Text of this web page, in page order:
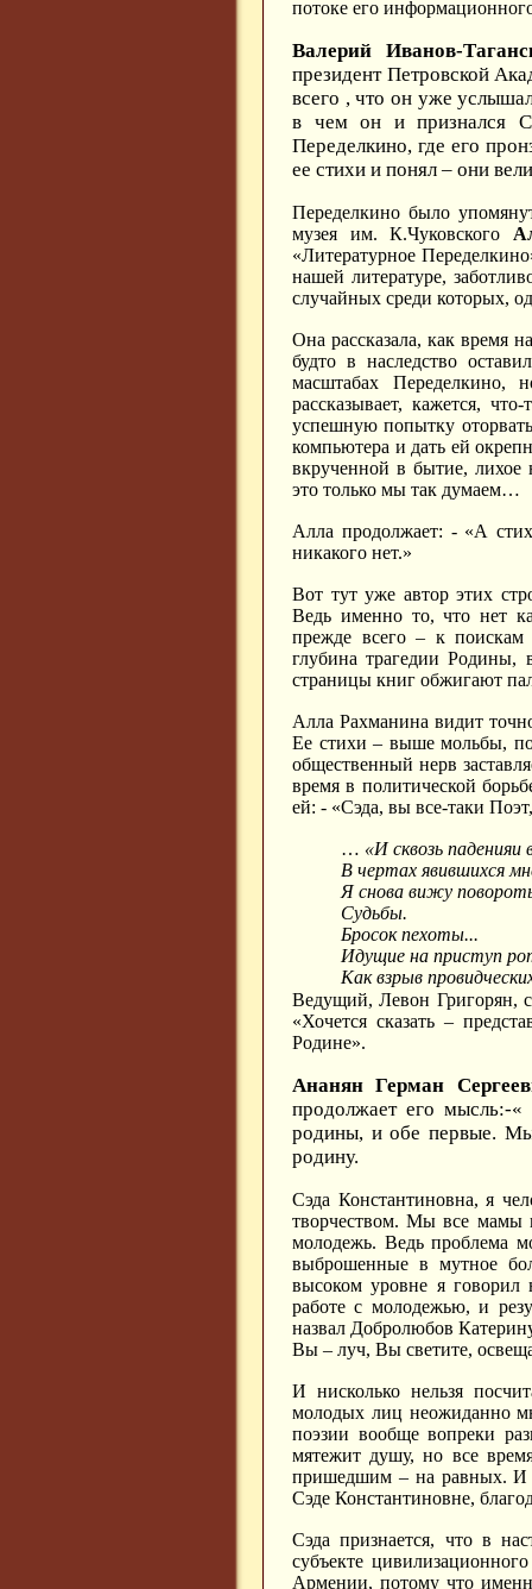
потоке его
Валерий Иванов-
президент Петровской
всего , что он уже
в чем он и признался
Переделкино, где его
ее стихи и понял – они
Переделкино было
музея им. К.Чуковского
«Литературное
нашей литературе,
случайных среди которых,
Она рассказала, как время
будто в наследство
масштабах
рассказывает, кажется,
успешную попытку
компьютера и дать ей
вкрученной в бытие,
это только мы так думаем…
Алла продолжает: - «А
никакого нет.»
Вот тут уже автор этих
Ведь именно то, что нет
прежде всего – к поискам
глубина трагедии Родины,
страницы книг обжигают
Алла Рахманина видит
Ее стихи – выше мольбы, по
общественный нерв
время в политической
ей: - «Сэда, вы все-таки
… «И сквозь
В чертах явившихся
Я снова вижу
Судьбы.
Бросок пехоты...
Идущие на приступ
Как взрыв
Ведущий, Левон Григорян,
«Хочется сказать –
Родине».
Ананян Герман
продолжает его мысль:-
родины, и обе первые. Мы
родину.
Сэда Константиновна, я
творчеством. Мы все
молодежь. Ведь проблема
выброшенные в мутное
высоком уровне я говорил
работе с молодежью, и
назвал Добролюбов
Вы – луч, Вы светите,
И нисколько нельзя
молодых лиц неожиданно
поэзии вообще вопреки
мятежит душу, но все
пришедшим – на равных. И
Сэде Константиновне,
Сэда признается, что в
субъекте
Армении, потому что